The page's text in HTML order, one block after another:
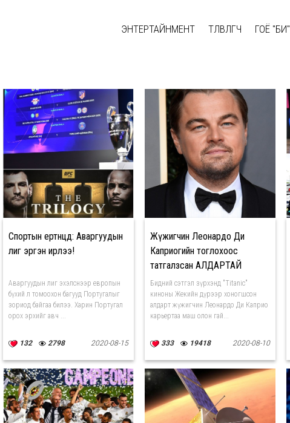
ЭНТЕРТАЙНМЕНТ ТӨЛӨВЛӨГЧ ГОЁ "БИ"
Спортын ертөнцөд: Аваргуудын
лиг эргэн ирлээ!
Аваргуудын лиг эхэлснээр европын
бүхий л томоохон багууд Португалыг
зориод байгаа билээ. Харин Португал
орох эрхийг авч ...
132 2798 2020-08-15
Жүжигчин Леонардо Ди
Каприогийн тоглохоос
татгалзсан АЛДАРТАЙ
дүрүүд
Бидний сэтгэл зүрхэнд "Titanic"
киноны Жекийн дүрээр хоногшсон
алдарт жүжигчин Леонардо Ди Каприо
карьертаа маш олон гай...
333 19418 2020-08-10